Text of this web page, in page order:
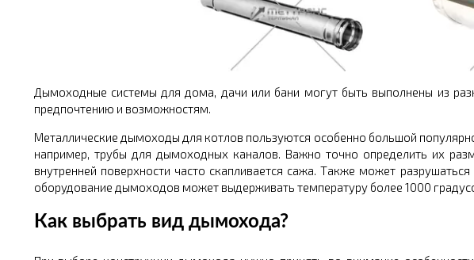
Дымоходные системы для дома, дачи или бани могут быть выполнены из
предпочтению и возможностям.
Металлические дымоходы для котлов пользуются особенно большой
например, трубы для дымоходных каналов. Важно точно определить их
внутренней поверхности часто скапливается сажа. Также может
оборудование дымоходов может выдерживать температуру более 1000
Как выбрать вид дымохода?